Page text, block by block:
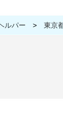
ルパー > 東京